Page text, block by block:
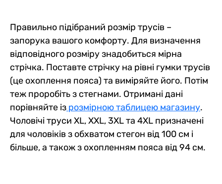
Правильно підібраний розмір трусів –
запорука вашого комфорту. Для визначення
відповідного розміру знадобиться мірна
стрічка. Поставте стрічку на рівні гумки трусів
(це охоплення пояса) та виміряйте його. Потім
теж проробіть з стегнами. Отримані дані
порівняйте із розмірною таблицею магазину.
Чоловічі труси XL, XXL, 3XL та 4XL призначені
для чоловіків з обхватом стегон від 100 см і
більше, а також з охопленням пояса від 94 см.